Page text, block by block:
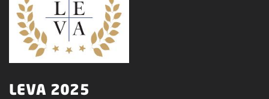
LEVA 2025